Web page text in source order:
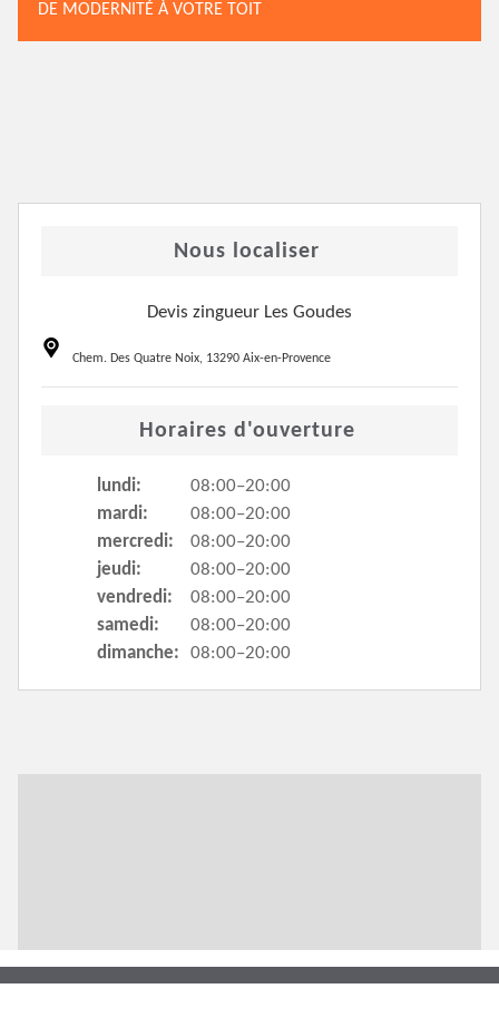
DE MODERNITÉ À VOTRE TOIT
Nous localiser
Devis zingueur Les Goudes
Chem. Des Quatre Noix, 13290 Aix-en-Provence
Horaires d'ouverture
lundi:
08:00–20:00
mardi:
08:00–20:00
mercredi:
08:00–20:00
jeudi:
08:00–20:00
vendredi:
08:00–20:00
samedi:
08:00–20:00
dimanche:
08:00–20:00